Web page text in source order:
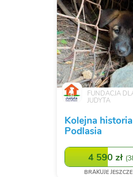
FUNDACJA
JUDYTA
Kolejna
Podlasia
4 590 zł (
BRAKUJE